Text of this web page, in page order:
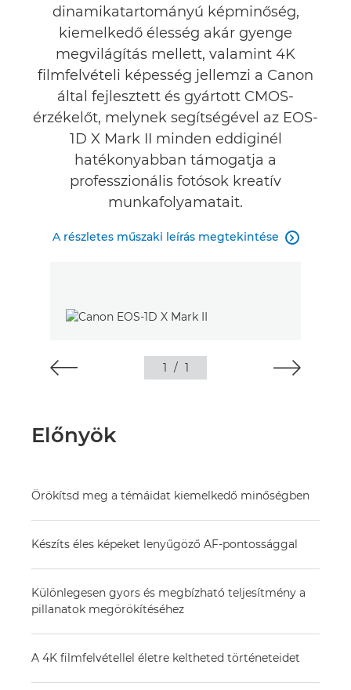
dinamikatartományú képminőség,
kiemelkedő élesség akár gyenge
megvilágítás mellett, valamint 4K
filmfelvételi képesség jellemzi a Canon
által fejlesztett és gyártott CMOS-
érzékelőt, melynek segítségével az EOS-
1D X Mark II minden eddiginél
hatékonyabban támogatja a
professzionális fotósok kreatív
munkafolyamatait.
A részletes műszaki leírás megtekintése 
1 / 1
Előnyök
Örökítsd meg a témáidat kiemelkedő minőségben
Készíts éles képeket lenyűgöző AF-pontossággal
Különlegesen gyors és megbízható teljesítmény a
pillanatok megörökítéséhez
A 4K filmfelvétellel életre keltheted történeteidet